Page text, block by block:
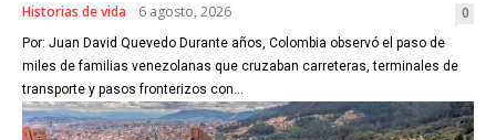
Historias de vida 6 agosto, 2026 0
Por: Juan David Quevedo Durante años, Colombia observó el paso de
miles de familias venezolanas que cruzaban carreteras, terminales de
transporte y pasos fronterizos con...